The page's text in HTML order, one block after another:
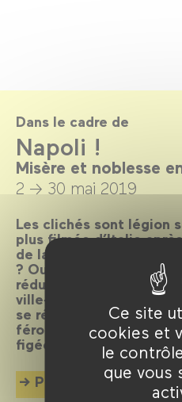
Ce site
cookies et
le
que vous
Dans le cadre de
Napoli !
Misère et noblesse
2 → 30 mai 2019
Les clichés sont légion
plus filmée d’Italie
de la pizza, la Camorra,
? Oui, il y en aura aussi,
réduit à rien de tout
ville‑oxymore où les
se réinventent sans
féroce, déjouant
figées.
Plus d'info